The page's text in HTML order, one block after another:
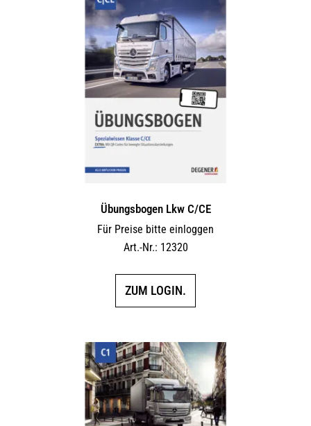
Übungsbogen Lkw C/CE
Für Preise bitte einloggen
Art.-Nr.: 12320
ZUM LOGIN.